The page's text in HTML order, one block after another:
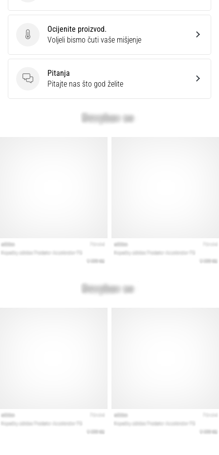
Ocijenite proizvod.
Ocijenite proizvod.
Voljeli bismo čuti vaše mišjenje
Pitanja
Pitanja
Pitajte nas što god želite